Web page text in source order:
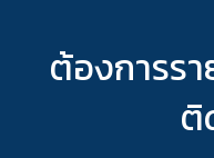
ต้องการร
ติ